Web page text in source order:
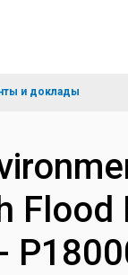
и доклады